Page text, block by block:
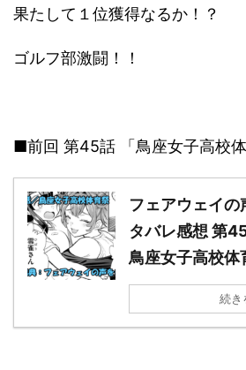
果たして１位獲得なるか！？
ゴルフ部激闘！！
■前回 第45話 「鳥座女子高校
フェアウェイの
タバレ感想 第
鳥座女子高校体
続き